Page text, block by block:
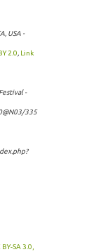
USA -
2.0, Link
-
335
SA 3.0,